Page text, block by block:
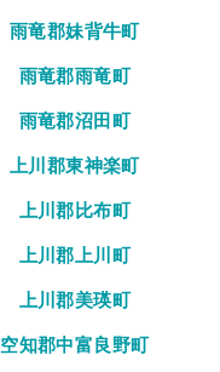
雨竜郡妹背牛町
雨竜郡雨竜町
雨竜郡沼田町
上川郡東神楽町
上川郡比布町
上川郡上川町
上川郡美瑛町
空知郡中富良野町